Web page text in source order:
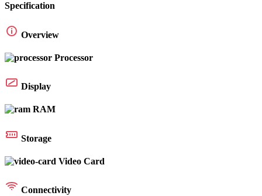
Specification
Overview
Processor
Display
RAM
Storage
Video Card
Connectivity